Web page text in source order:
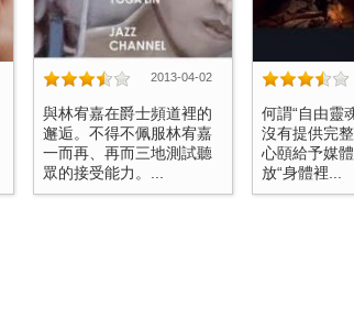
2013-04-02
與林宥嘉在爵士頻道裡的
邂逅。不得不佩服林宥嘉
一而再、再而三地測試聽
眾的接受能力。...
何謂“自由靈
沒有提供完
心頤給予媒
放“身體裡...